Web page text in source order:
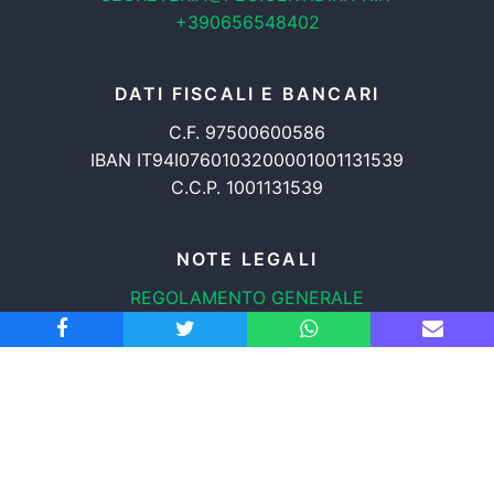
+390656548402
DATI FISCALI E BANCARI
C.F. 97500600586
IBAN IT94I0760103200001001131539
C.C.P. 1001131539
NOTE LEGALI
REGOLAMENTO GENERALE
PROTEZIONE DATI
INFORMATIVA COOKIES